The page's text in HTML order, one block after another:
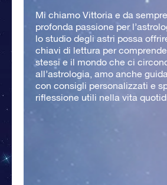
Mi chiamo Vittoria e da
profonda passione per
lo studio degli astri possa
chiavi di lettura per
stessi e il mondo che ci
all’astrologia, amo anche
con consigli personalizzati e
riflessione utili nella vita